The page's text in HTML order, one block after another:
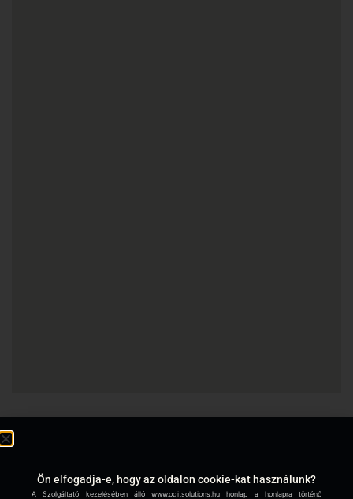
CONTACT US:
Ön elfogadja-e, hogy az oldalon cookie-kat használunk?
A Szolgáltató kezelésében álló www.oditsolutions.hu honlap a honlapra történő